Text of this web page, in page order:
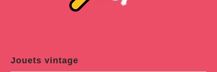
Jouets vintage